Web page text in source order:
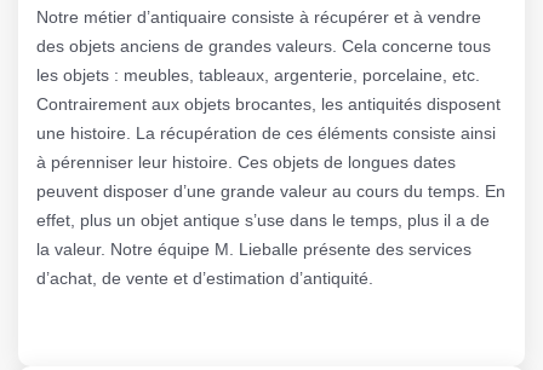
Notre métier d’antiquaire consiste à récupérer et à vendre
des objets anciens de grandes valeurs. Cela concerne tous
les objets : meubles, tableaux, argenterie, porcelaine, etc.
Contrairement aux objets brocantes, les antiquités disposent
une histoire. La récupération de ces éléments consiste ainsi
à pérenniser leur histoire. Ces objets de longues dates
peuvent disposer d’une grande valeur au cours du temps. En
effet, plus un objet antique s’use dans le temps, plus il a de
la valeur. Notre équipe M. Lieballe présente des services
d’achat, de vente et d’estimation d’antiquité.